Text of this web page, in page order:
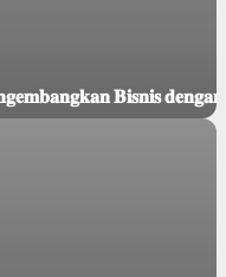
𝐁𝐢𝐬𝐧𝐢𝐬 𝐝𝐞𝐧𝐠𝐚𝐧